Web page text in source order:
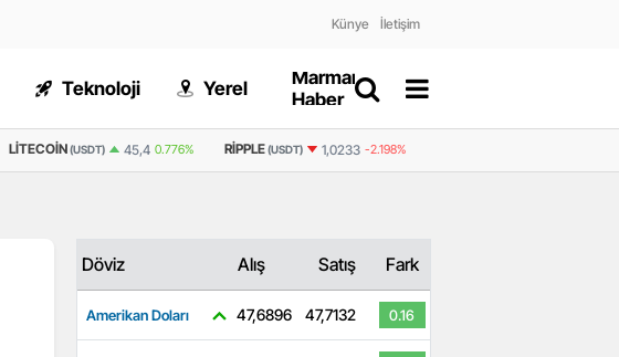
Künye İletişim
Teknoloji Yerel
Marmaris
Haber
LITECOIN(USDT) 45,4 0.776% RIPPLE(USDT) 1,0233 -2.198%
Döviz Alış Satış Fark
Amerikan Doları 47,6896 47,7132 0.16